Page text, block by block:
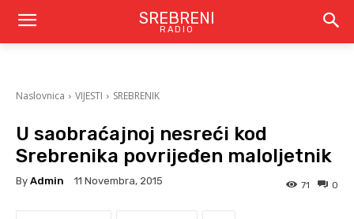
SREBRENI
RADIO
Naslovnica VIJESTI SREBRENIK
U saobraćajnoj nesreći kod
Srebrenika povrijeđen maloljetnik
By Admin 11 Novembra, 2015 0
71